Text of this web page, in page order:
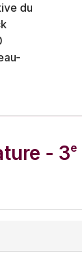
du
- 3e